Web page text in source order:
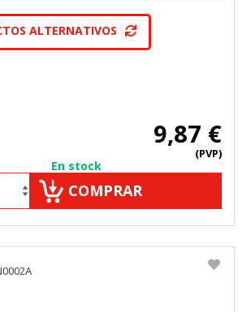
ALTERNATIVOS
9,87 €
(PVP)
En stock
COMPRAR